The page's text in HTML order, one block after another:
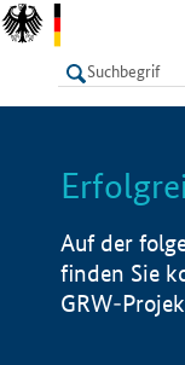
LISTE
Auf der
finden Sie
GRW-